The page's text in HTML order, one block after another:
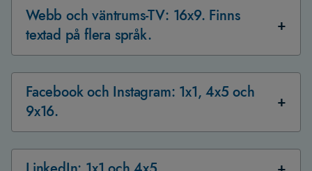
Webb och väntrums-TV: 16x9. Finns
textad på flera språk.
Facebook och Instagram: 1x1, 4x5 och
9x16.